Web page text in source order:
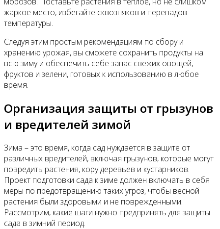
жаркое место, избегайте сквозняков и перепадов
температуры.
Следуя этим простым рекомендациям по сбору и
хранению урожая, вы сможете сохранить продукты на
всю зиму и обеспечить себе запас свежих овощей,
фруктов и зелени, готовых к использованию в любое
время.
Организация защиты от грызунов
и вредителей зимой
Зима – это время, когда сад нуждается в защите от
различных вредителей, включая грызунов, которые могут
повредить растения, кору деревьев и кустарников.
Проект подготовки сада к зиме должен включать в себя
меры по предотвращению таких угроз, чтобы весной
растения были здоровыми и не поврежденными.
Рассмотрим, какие шаги нужно предпринять для защиты
сада в зимний период.